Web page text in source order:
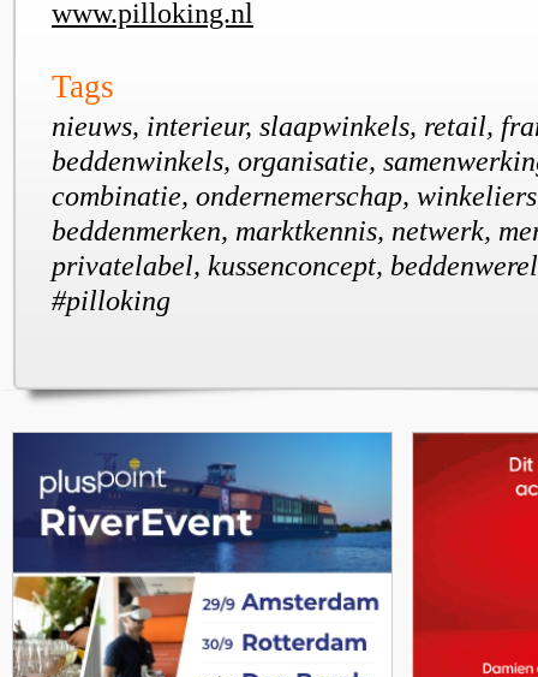
www.pilloking.nl
Tags
nieuws, interieur, slaapwinkels, retail,
beddenwinkels, organisatie,
combinatie, ondernemerschap,
beddenmerken, marktkennis, netwerk,
privatelabel, kussenconcept,
#pilloking